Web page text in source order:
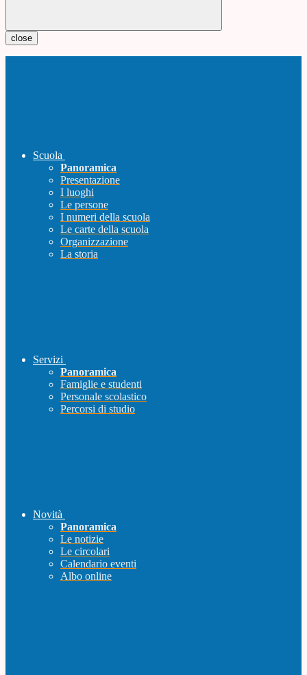
close
Scuola
Panoramica
Presentazione
I luoghi
Le persone
I numeri della scuola
Le carte della scuola
Organizzazione
La storia
Servizi
Panoramica
Famiglie e studenti
Personale scolastico
Percorsi di studio
Novità
Panoramica
Le notizie
Le circolari
Calendario eventi
Albo online